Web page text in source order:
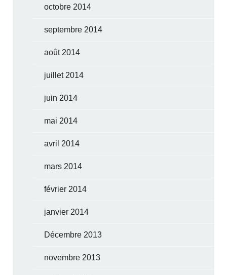
octobre 2014
septembre 2014
août 2014
juillet 2014
juin 2014
mai 2014
avril 2014
mars 2014
février 2014
janvier 2014
Décembre 2013
novembre 2013